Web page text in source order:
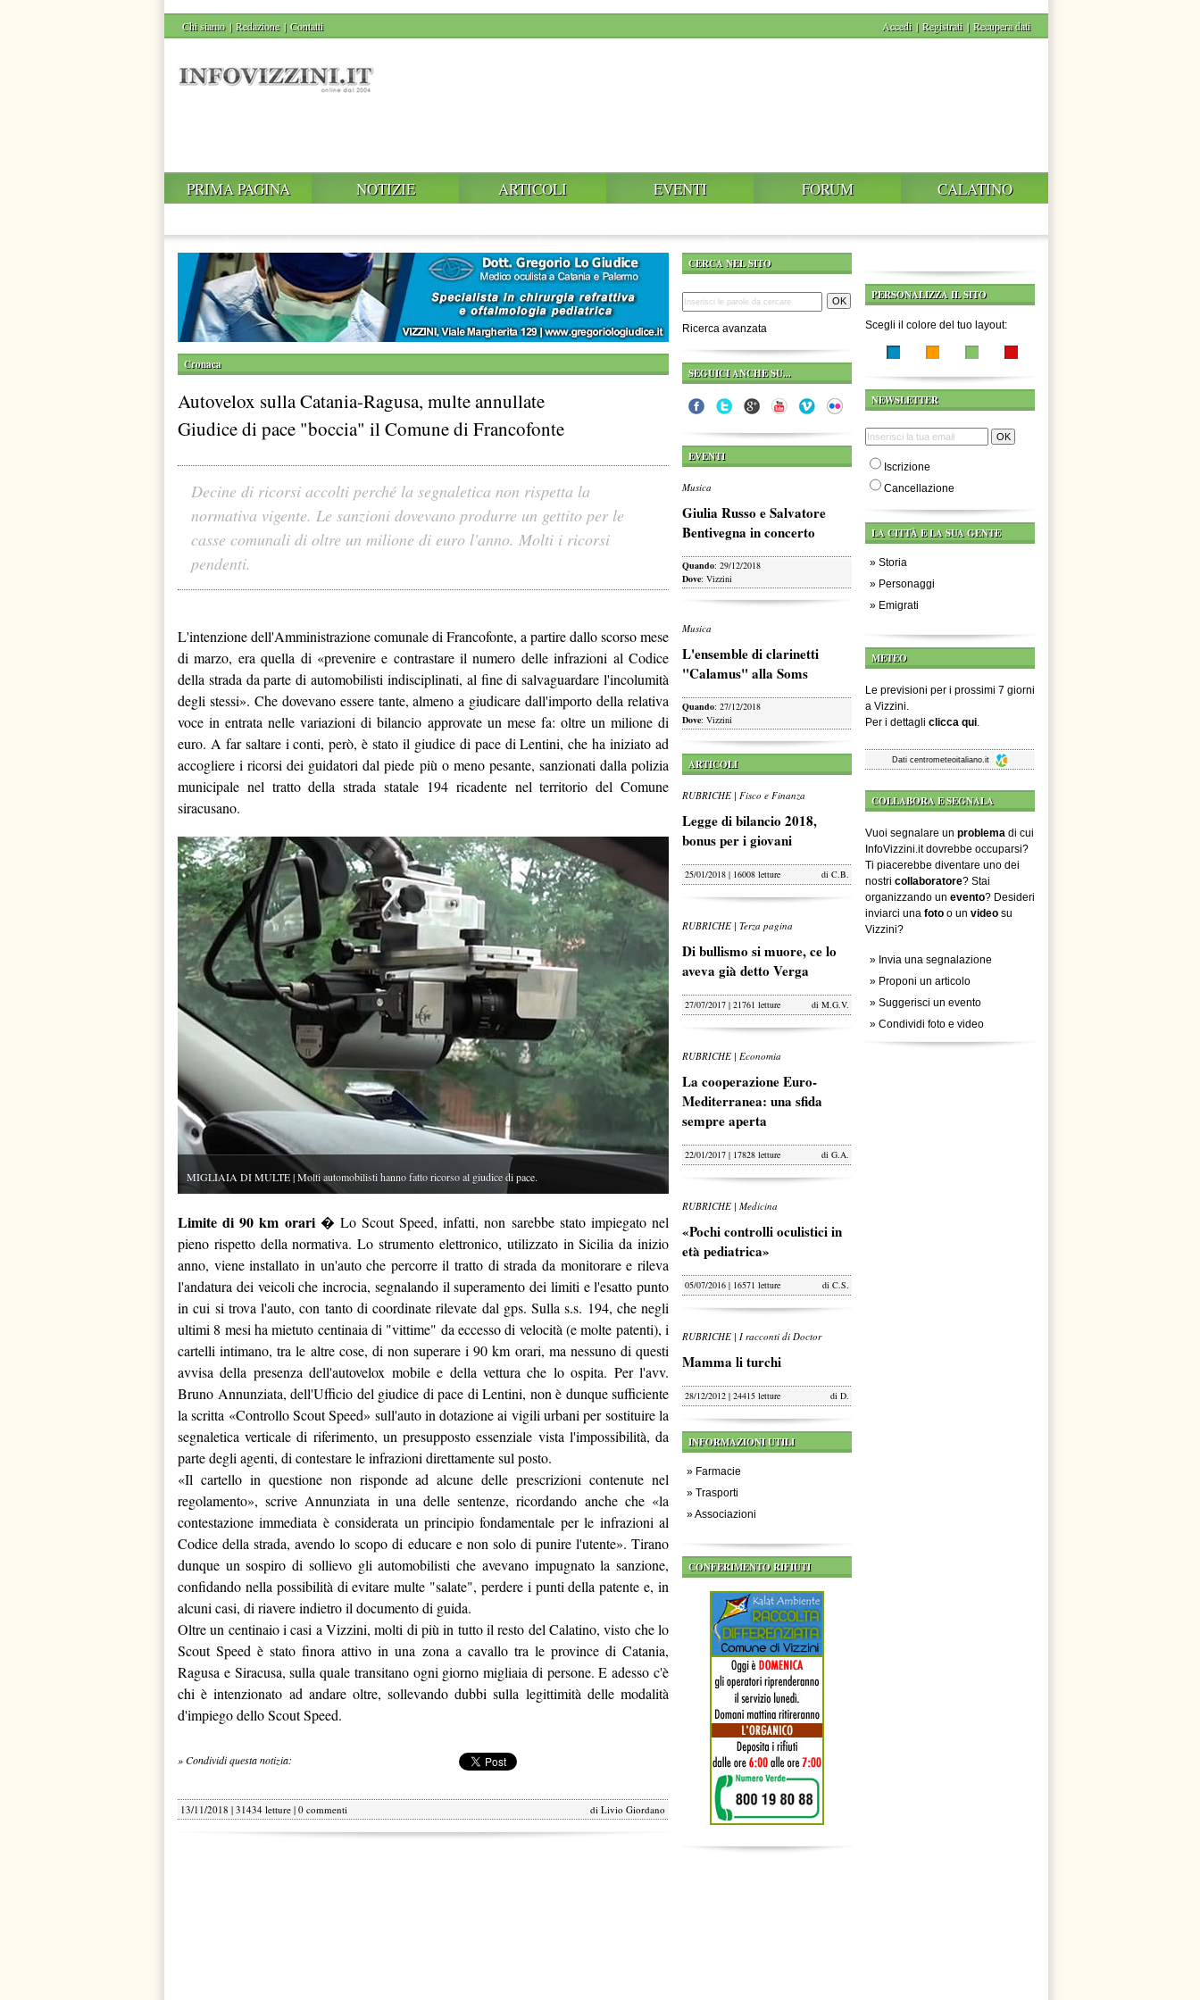
Chi siamo | Redazione | Contatti Accedi | Registrati | Recupera dati
PRIMA PAGINA NOTIZIE ARTICOLI EVENTI FORUM CALATINO
Cronaca
Autovelox sulla Catania-Ragusa, multe annullate
Giudice di pace "boccia" il Comune di Francofonte
Decine di ricorsi accolti perché la segnaletica non rispetta la
normativa vigente. Le sanzioni dovevano produrre un gettito per le
casse comunali di oltre un milione di euro l'anno. Molti i ricorsi
pendenti.
L'intenzione dell'Amministrazione comunale di Francofonte, a partire dallo scorso mese
di marzo, era quella di «prevenire e contrastare il numero delle infrazioni al Codice
della strada da parte di automobilisti indisciplinati, al fine di salvaguardare l'incolumità
degli stessi». Che dovevano essere tante, almeno a giudicare dall'importo della relativa
voce in entrata nelle variazioni di bilancio approvate un mese fa: oltre un milione di
euro. A far saltare i conti, però, è stato il giudice di pace di Lentini, che ha iniziato ad
accogliere i ricorsi dei guidatori dal piede più o meno pesante, sanzionati dalla polizia
municipale nel tratto della strada statale 194 ricadente nel territorio del Comune
siracusano.
MIGLIAIA DI MULTE | Molti automobilisti hanno fatto ricorso al giudice di pace.
Limite di 90 km orari� Lo Scout Speed, infatti, non sarebbe stato impiegato nel
pieno rispetto della normativa. Lo strumento elettronico, utilizzato in Sicilia da inizio
anno, viene installato in un'auto che percorre il tratto di strada da monitorare e rileva
l'andatura dei veicoli che incrocia, segnalando il superamento dei limiti e l'esatto punto
in cui si trova l'auto, con tanto di coordinate rilevate dal gps. Sulla s.s. 194, che negli
ultimi 8 mesi ha mietuto centinaia di "vittime" da eccesso di velocità (e molte patenti), i
cartelli intimano, tra le altre cose, di non superare i 90 km orari, ma nessuno di questi
avvisa della presenza dell'autovelox mobile e della vettura che lo ospita. Per l'avv.
Bruno Annunziata, dell'Ufficio del giudice di pace di Lentini, non è dunque sufficiente
la scritta «Controllo Scout Speed» sull'auto in dotazione ai vigili urbani per sostituire la
segnaletica verticale di riferimento, un presupposto essenziale vista l'impossibilità, da
parte degli agenti, di contestare le infrazioni direttamente sul posto.
«Il cartello in questione non risponde ad alcune delle prescrizioni contenute nel
regolamento», scrive Annunziata in una delle sentenze, ricordando anche che «la
contestazione immediata è considerata un principio fondamentale per le infrazioni al
Codice della strada, avendo lo scopo di educare e non solo di punire l'utente». Tirano
dunque un sospiro di sollievo gli automobilisti che avevano impugnato la sanzione,
confidando nella possibilità di evitare multe "salate", perdere i punti della patente e, in
alcuni casi, di riavere indietro il documento di guida.
Oltre un centinaio i casi a Vizzini, molti di più in tutto il resto del Calatino, visto che lo
Scout Speed è stato finora attivo in una zona a cavallo tra le province di Catania,
Ragusa e Siracusa, sulla quale transitano ogni giorno migliaia di persone. E adesso c'è
chi è intenzionato ad andare oltre, sollevando dubbi sulla legittimità delle modalità
d'impiego dello Scout Speed.
» Condividi questa notizia:
13/11/2018 | 31434 letture | 0 commenti di Livio Giordano
CERCA NEL SITO
Ricerca avanzata
SEGUICI ANCHE SU...
EVENTI
Musica
Giulia Russo e Salvatore
Bentivegna in concerto
Quando: 29/12/2018
Dove: Vizzini
Musica
L'ensemble di clarinetti
"Calamus" alla Soms
Quando: 27/12/2018
Dove: Vizzini
ARTICOLI
RUBRICHE | Fisco e Finanza
Legge di bilancio 2018,
bonus per i giovani
25/01/2018 | 16008 letture di C.B.
RUBRICHE | Terza pagina
Di bullismo si muore, ce lo
aveva già detto Verga
27/07/2017 | 21761 letture di M.G.V.
RUBRICHE | Economia
La cooperazione Euro-
Mediterranea: una sfida
sempre aperta
22/01/2017 | 17828 letture di G.A.
RUBRICHE | Medicina
«Pochi controlli oculistici in
età pediatrica»
05/07/2016 | 16571 letture di C.S.
RUBRICHE | I racconti di Doctor
Mamma li turchi
28/12/2012 | 24415 letture di D.
INFORMAZIONI UTILI
» Farmacie
» Trasporti
»Associazioni
CONFERIMENTO RIFIUTI
PERSONALIZZA IL SITO
Scegli il colore del tuo layout:
NEWSLETTER
Iscrizione
Cancellazione
LA CITTÀ E LA SUA GENTE
» Storia
» Personaggi
» Emigrati
METEO
Le previsioni per i prossimi 7 giorni
a Vizzini.
Per i dettagli clicca qui.
Dati centrometeoitaliano.it
COLLABORA E SEGNALA
Vuoi segnalare un problema di cui
InfoVizzini.it dovrebbe occuparsi?
Ti piacerebbe diventare uno dei
nostri collaboratore? Stai
organizzando un evento? Desideri
inviarci una foto o un video su
Vizzini?
» Invia una segnalazione
» Proponi un articolo
» Suggerisci un evento
» Condividi foto e video